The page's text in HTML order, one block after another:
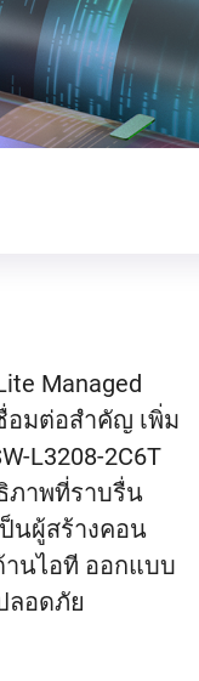
Managed
อมต่อสำคัญ เพิ่ม
L3208-2C6T
ภาพที่ราบรื่น
นผู้สร้างคอน
นไอที ออกแบบ
ลอดภัย